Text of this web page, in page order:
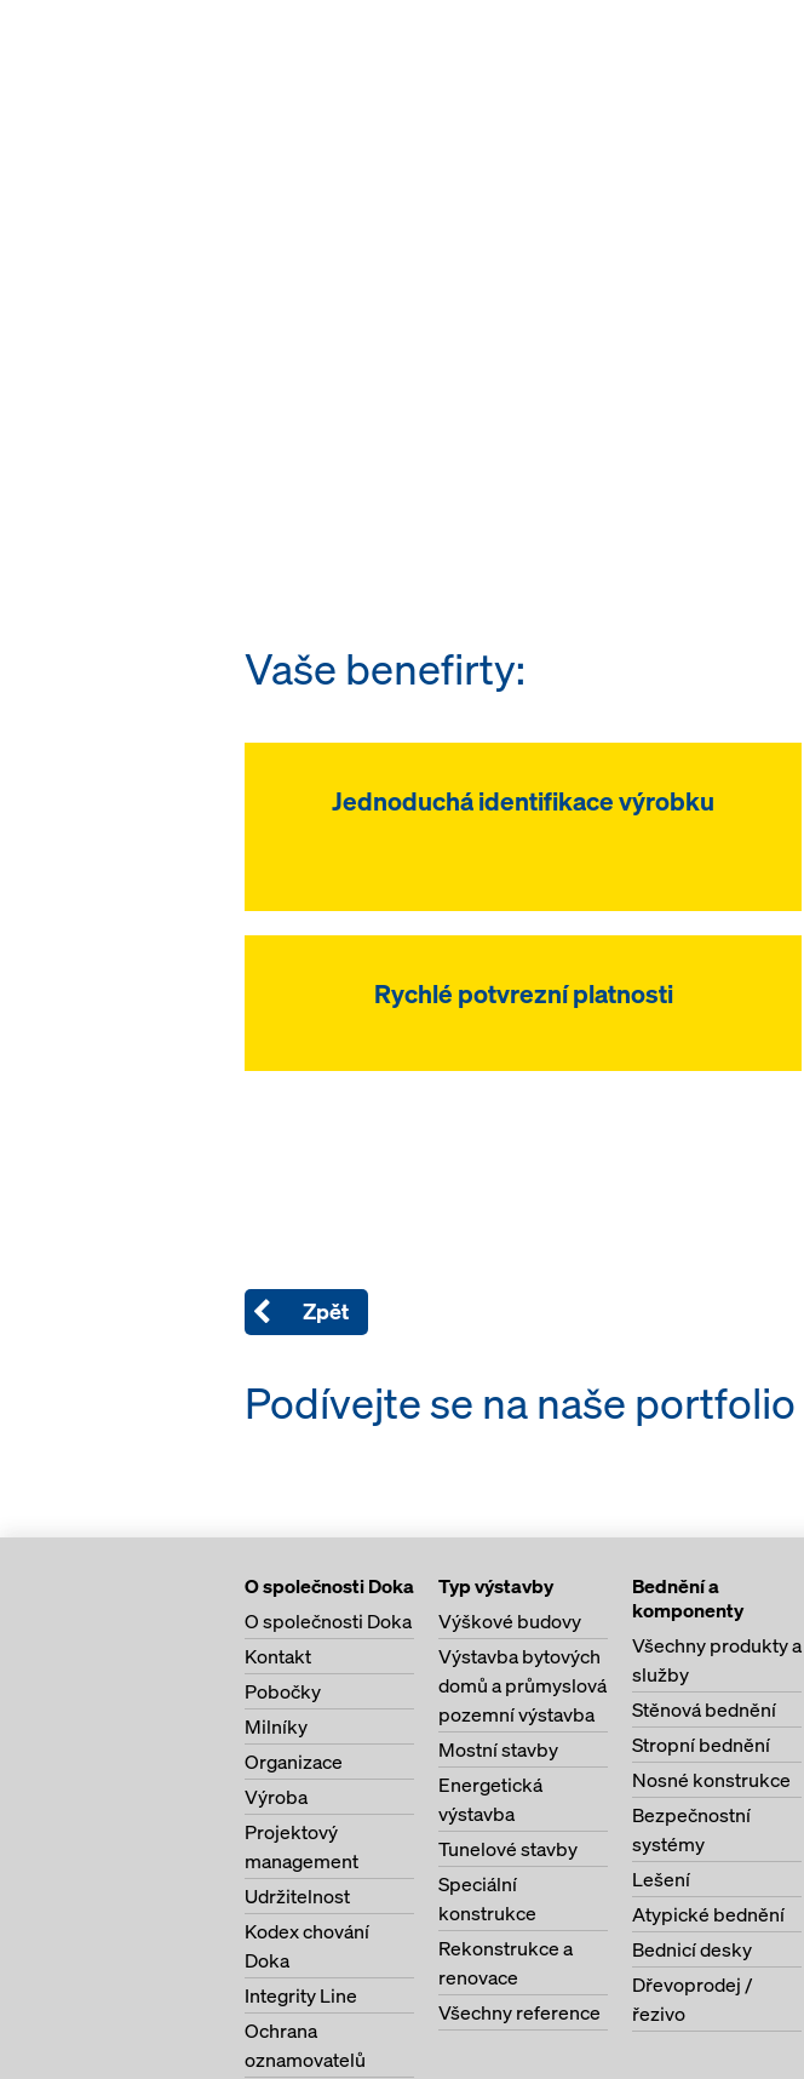
Vaše benefirty:
Jednoduchá identifikace výrobku
Rychlé potvrezní platnosti
Zpět
Podívejte se na naše portfolio
O společnosti Doka
O společnosti Doka
Kontakt
Pobočky
Milníky
Organizace
Výroba
Projektový
management
Udržitelnost
Kodex chování
Doka
Integrity Line
Ochrana
oznamovatelů
Typ výstavby
Výškové budovy
Výstavba bytových
domů a průmyslová
pozemní výstavba
Mostní stavby
Energetická
výstavba
Tunelové stavby
Speciální
konstrukce
Rekonstrukce a
renovace
Všechny reference
Bednění a
komponenty
Všechny produkty a
služby
Stěnová bednění
Stropní bednění
Nosné konstrukce
Bezpečnostní
systémy
Lešení
Atypické bednění
Bednicí desky
Dřevoprodej /
řezivo